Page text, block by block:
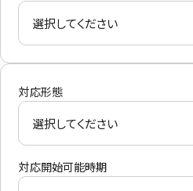
対応形態
対応開始可能時期